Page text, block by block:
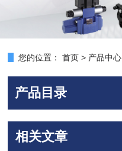
您的位置： 首页 > 产品中心
产品目录
相关文章